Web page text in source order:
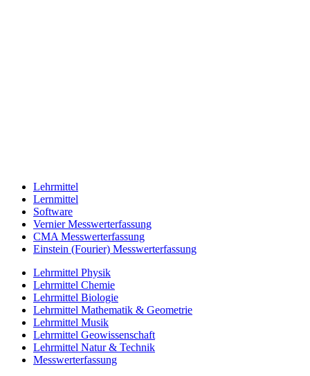
Lehrmittel
Lernmittel
Software
Vernier Messwerterfassung
CMA Messwerterfassung
Einstein (Fourier) Messwerterfassung
Lehrmittel Physik
Lehrmittel Chemie
Lehrmittel Biologie
Lehrmittel Mathematik & Geometrie
Lehrmittel Musik
Lehrmittel Geowissenschaft
Lehrmittel Natur & Technik
Messwerterfassung